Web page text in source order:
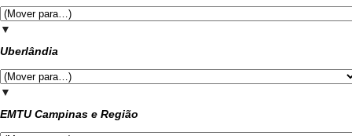
▼
Uberlândia
▼
EMTU Campinas e Região